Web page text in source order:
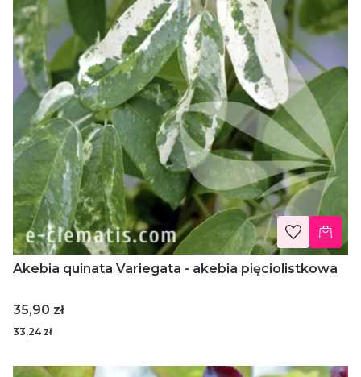
Akebia quinata Variegata - akebia pięciolistkowa
Cena
35,90 zł
33,24 zł